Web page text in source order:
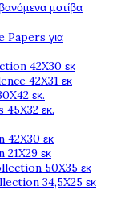
μοτίβα
Papers για
42X30 εκ
42X31 εκ
εκ.
45X32 εκ.
42X30 εκ
21X29 εκ
50X35 εκ
34,5X25 εκ